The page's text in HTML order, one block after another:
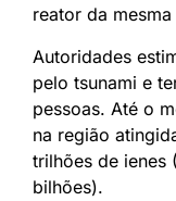
reator da mesma
Autoridades
pelo tsunami e
pessoas. Até o
na região
trilhões de ienes
bilhões).